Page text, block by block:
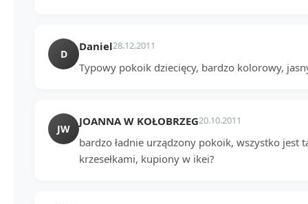
D
Daniel28.12.2011
Typowy pokoik dziecięcy, bardzo kolorowy,
JW
JOANNA W KOŁOBRZEG20.10.2011
bardzo ładnie urządzony pokoik, wszystko jest
krzesełkami, kupiony w ikei?